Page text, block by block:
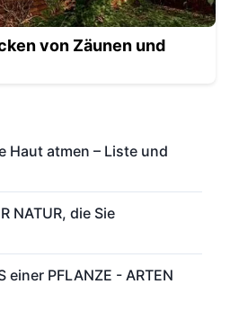
von Zäunen und
Haut atmen – Liste und
NATUR, die Sie
einer PFLANZE - ARTEN